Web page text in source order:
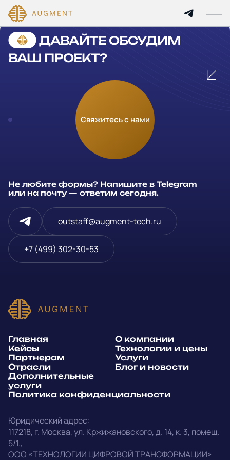
Написать в Telegram
outstaff@augment-tech.ru
Главная
Технологии и цены
Услуги
Отрасли
Блог и новости
Политика
конфиденциальности
Cannot find 'services' template with page 'detail'
ДАВАЙТЕ ОБСУДИМ
ВАШ ПРОЕКТ?
Свяжитесь с нами
Не любите формы? Напишите в Telegram
или на почту — ответим сегодня.
outstaff@augment-tech.ru
+7 (499) 302-30-53
Юридический адрес:
117218, г. Москва,ул. Кржижановского, д. 14, к. 3, помещ.
5/1.,
ООО «ТЕХНОЛОГИИ ЦИФРОВОЙ ТРАНСФОРМАЦИИ»
Главная
О компании
Кейсы
Технологии и цены
Партнерам
Услуги
Отрасли
Блог и новости
Дополнительные
услуги
Политика конфиденциальности
Оставьте заявку
Заполните и отправьте данные и мы свяжемся с вами в
течение рабочего дня
Компания
Телефон*
E-mail
Telegram
WhatsApp
E-mail
Позвонить
Напишите, какие специалисты, в каком количестве и как
срочно нужны на ваш проект
Прикрепить файл